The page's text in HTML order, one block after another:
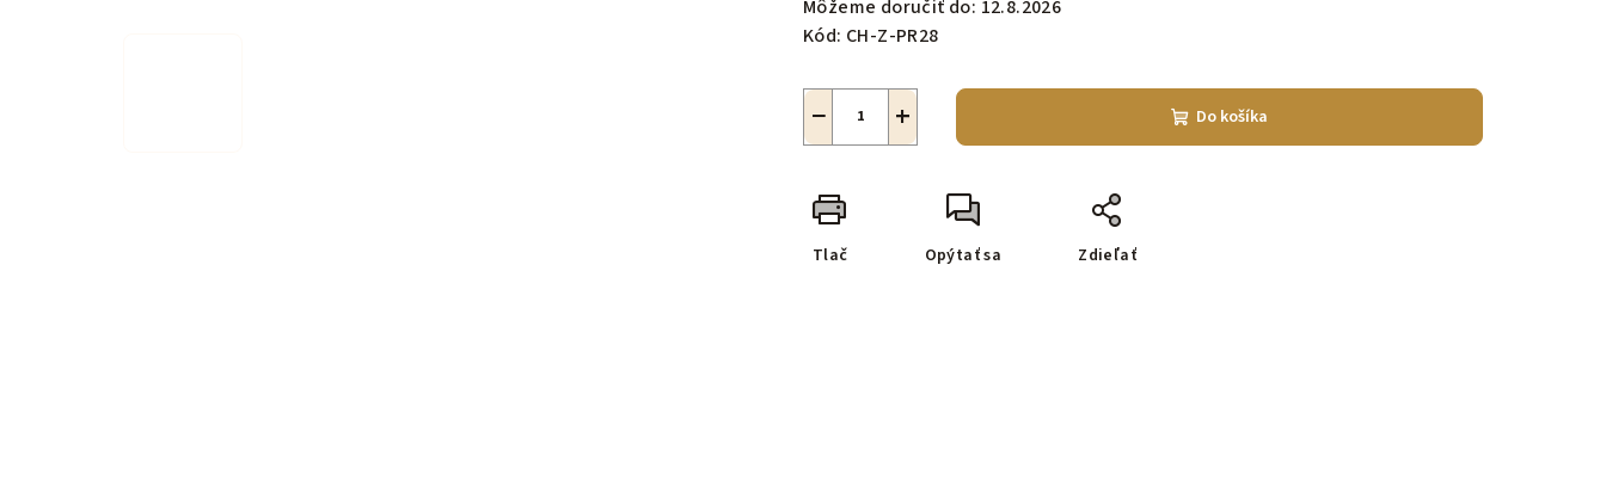
Môžeme doručiť do: 12.8.2026
Kód: CH-Z-PR28
+
− Do košíka
Tlač Opýtať sa Zdieľať